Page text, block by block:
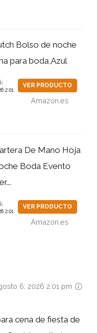
Bolso de noche
para boda,Azul
2:01
VER PRODUCTO
Amazon.es
De Mano Hoja
Boda Evento
2:01
VER PRODUCTO
Amazon.es
6, 2026 2:01 pm
cena de fiesta de